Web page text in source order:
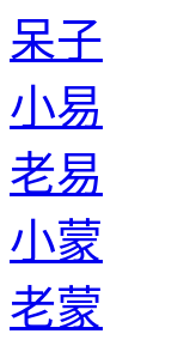
呆子
小易
老易
小蒙
老蒙